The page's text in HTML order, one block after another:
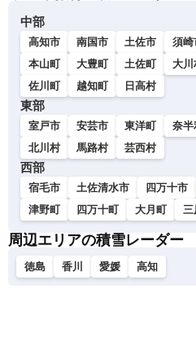
中部
高知市 南国市 土佐市 須崎
本山町
大豊町 土佐町 大川
佐川町
越知町 日高村
東部
室戸市 安芸市 東洋町 奈半
北川村
馬路村 芸西村
西部
宿毛市 土佐清水市 四万十市
津野町
四万十町 大月町 三
周辺エリアの積雪レーダー
徳島 香川 愛媛 高知